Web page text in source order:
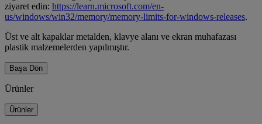
ziyaret edin: https://learn.microsoft.com/en-
us/windows/win32/memory/memory-limits-for-windows-releases.
Üst ve alt kapaklar metalden, klavye alanı ve ekran muhafazası
plastik malzemelerden yapılmıştır.
Başa Dön
Ürünler
Ürünler